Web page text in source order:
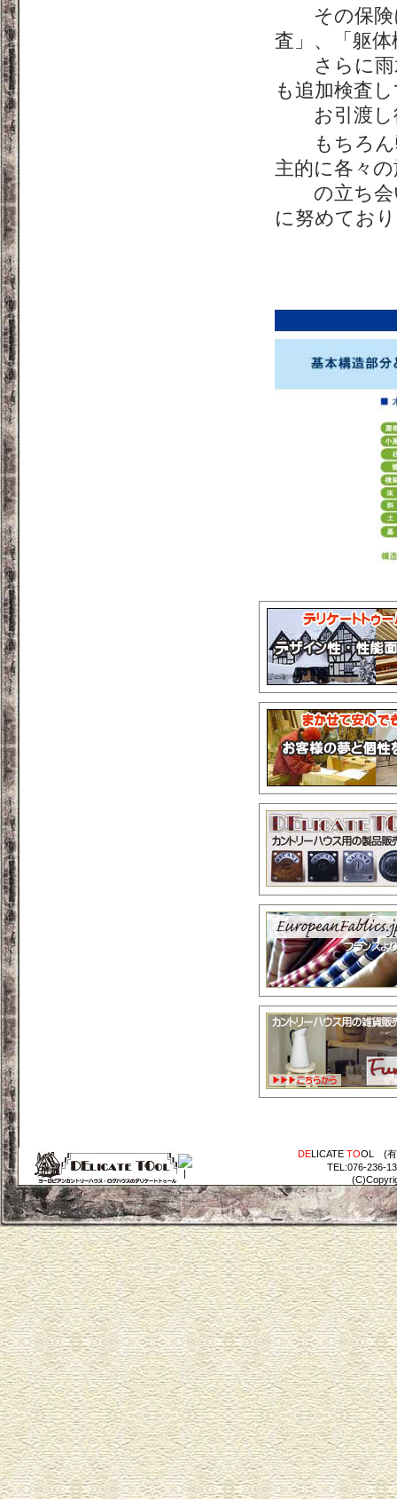
その保険に
査」、「躯
さらに雨水
も追加検査
お引渡し
もちろん弊
主的に各々
の立ち会
に努めてお
DELICATE TOOL (有
TEL:076-236-